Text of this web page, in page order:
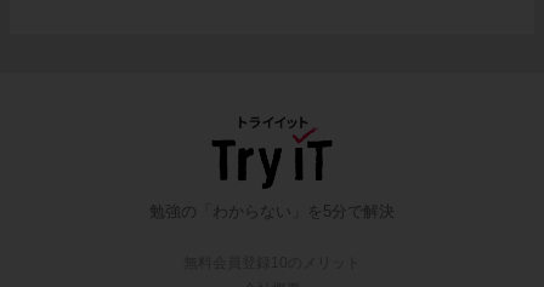
勉強の「わからない」を5分で解決